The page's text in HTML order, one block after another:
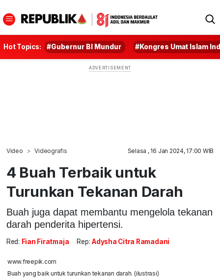
Hot Topics: #Gubernur BI Mundur #Kongres Umat Islam
Video Videografis Selasa , 16 Jan 2024, 17:00 WIB
4 Buah Terbaik untuk
Turunkan Tekanan Darah
Buah juga dapat membantu mengelola tekanan
darah penderita hipertensi.
Red: Fian Firatmaja Rep: Adysha Citra Ramadani
www.freepik.com
Buah yang baik untuk turunkan tekanan darah. (ilustrasi)